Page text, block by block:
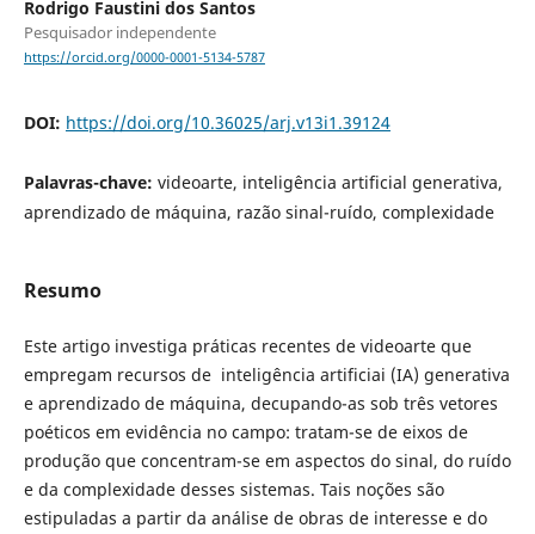
Rodrigo Faustini dos Santos
Pesquisador independente
https://orcid.org/0000-0001-5134-5787
DOI: https://doi.org/10.36025/arj.v13i1.39124
Palavras-chave: videoarte, inteligência artificial generativa,
aprendizado de máquina, razão sinal-ruído, complexidade
Resumo
Este artigo investiga práticas recentes de videoarte que
empregam recursos de inteligência artificiai (IA) generativa
e aprendizado de máquina, decupando-as sob três vetores
poéticos em evidência no campo: tratam-se de eixos de
produção que concentram-se em aspectos do sinal, do ruído
e da complexidade desses sistemas. Tais noções são
estipuladas a partir da análise de obras de interesse e do